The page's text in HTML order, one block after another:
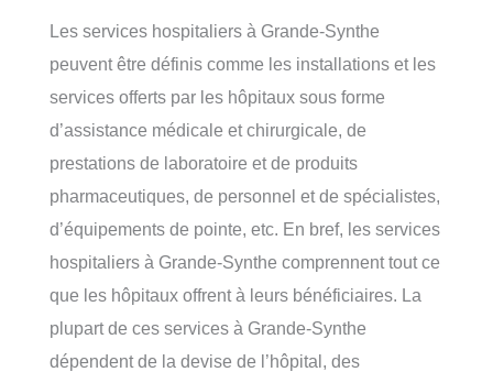
Les services hospitaliers à Grande-Synthe
peuvent être définis comme les installations et les
services offerts par les hôpitaux sous forme
d’assistance médicale et chirurgicale, de
prestations de laboratoire et de produits
pharmaceutiques, de personnel et de spécialistes,
d’équipements de pointe, etc. En bref, les services
hospitaliers à Grande-Synthe comprennent tout ce
que les hôpitaux offrent à leurs bénéficiaires. La
plupart de ces services à Grande-Synthe
dépendent de la devise de l’hôpital, des